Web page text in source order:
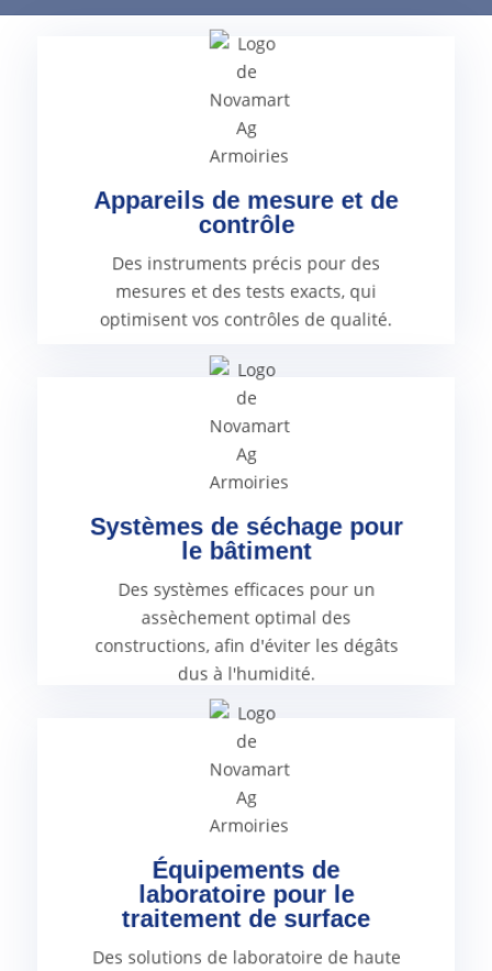
Appareils de mesure et de
contrôle
Des instruments précis pour des
mesures et des tests exacts, qui
optimisent vos contrôles de qualité.
Des équipements de premier ordre
pour des mesures et des tests précis,
qui optimisent votre contrôle qualité,
peuvent contribuer à rendre vos
processus de production plus
efficaces et à garantir que vos
produits sont de haute qualité.
Systèmes de séchage pour
le bâtiment
Des systèmes efficaces pour un
assèchement optimal des
constructions, afin d'éviter les dégâts
dus à l'humidité.
Des systèmes efficaces pour un
assèchement optimal des bâtiments
l'humidité offrent la certitude d'une
structure stable à long terme et
coûteuses et de dommages
consécutifs coûteux dans votre
Équipements de
laboratoire pour le
traitement de surface
Des solutions de laboratoire de haute
Les solutions de laboratoire de haute
qualité de nouvelle génération offrent
une variété d'instruments innovants
et d'équipements de pointe pour
améliorer vos processus de traitement
de surface et augmenter l'efficacité
tout en obtenant des résultats précis